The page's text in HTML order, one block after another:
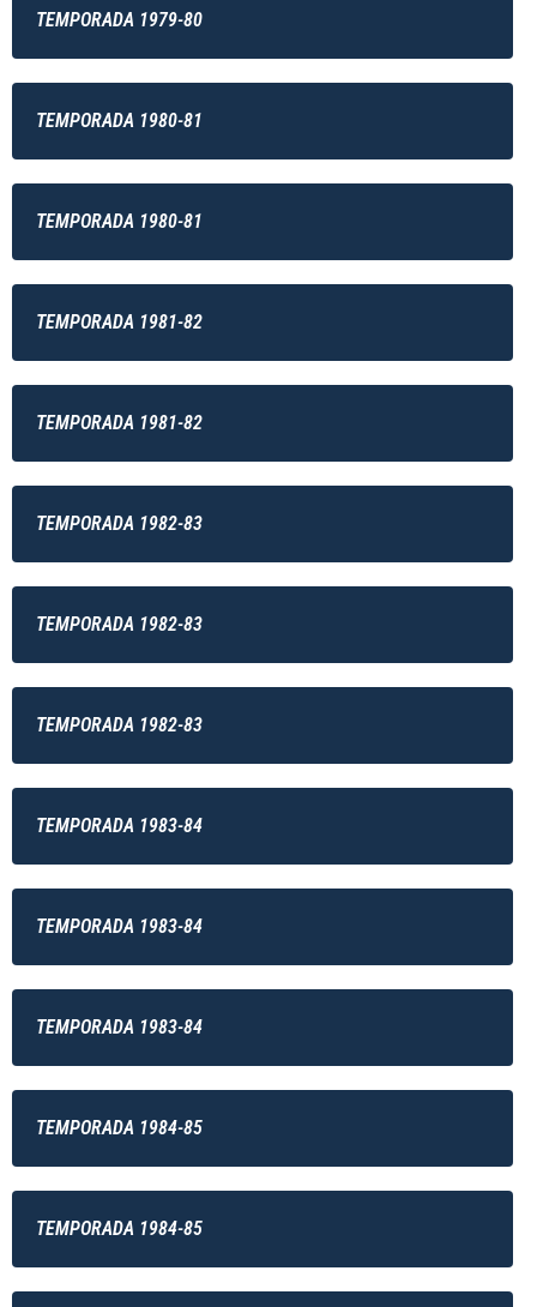
TEMPORADA 1979-80
TEMPORADA 1980-81
TEMPORADA 1980-81
TEMPORADA 1981-82
TEMPORADA 1981-82
TEMPORADA 1982-83
TEMPORADA 1982-83
TEMPORADA 1982-83
TEMPORADA 1983-84
TEMPORADA 1983-84
TEMPORADA 1983-84
TEMPORADA 1984-85
TEMPORADA 1984-85